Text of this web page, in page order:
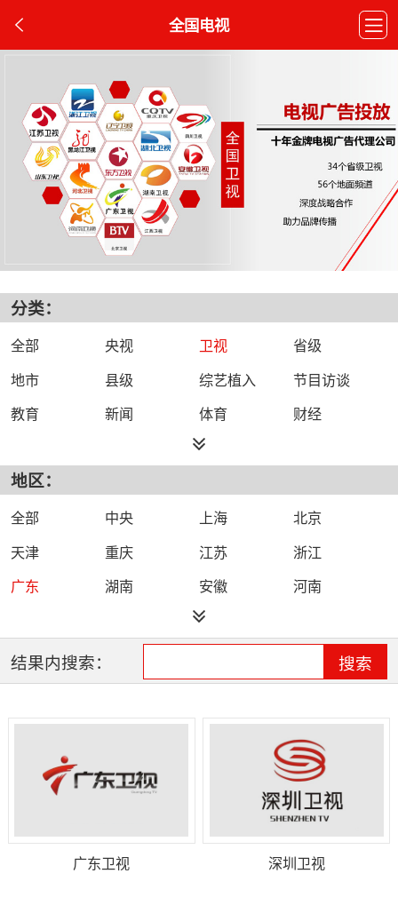
全国电视
分类：
全部 央视 卫视
省级
地市
县级 综艺植入
节目访谈
教育
新闻 体育
财经
科技
都市
文化
文艺 娱乐
影视
电影
生活 电视剧
综合
时尚
民生 IPTV智能电视
数字电视
站）
地区：
全部 中央 上海
北京
天津
重庆 江苏
浙江
广东
湖南 安徽
河南
四川
辽宁
山西
海南 陕西
甘肃
贵州
宁夏 山东
云南
内蒙古
全网络
结果内搜索： 搜索
广东卫视 深圳卫视